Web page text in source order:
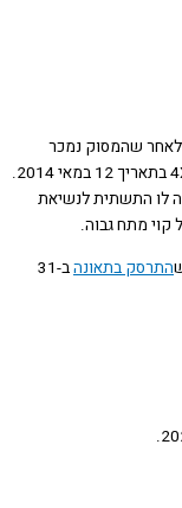
בוטל ב-28 באפריל 2014 לאחר שהמסוק נמכר
לחברת כימניר. נרשם בארץ תחת סימן הרישום 4X-BJK בתאריך 12 במאי 2014.
לנשיאת
גבוה.
בתאונה
ב-31